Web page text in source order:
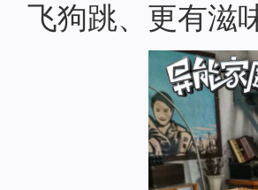
飞狗跳、更有滋